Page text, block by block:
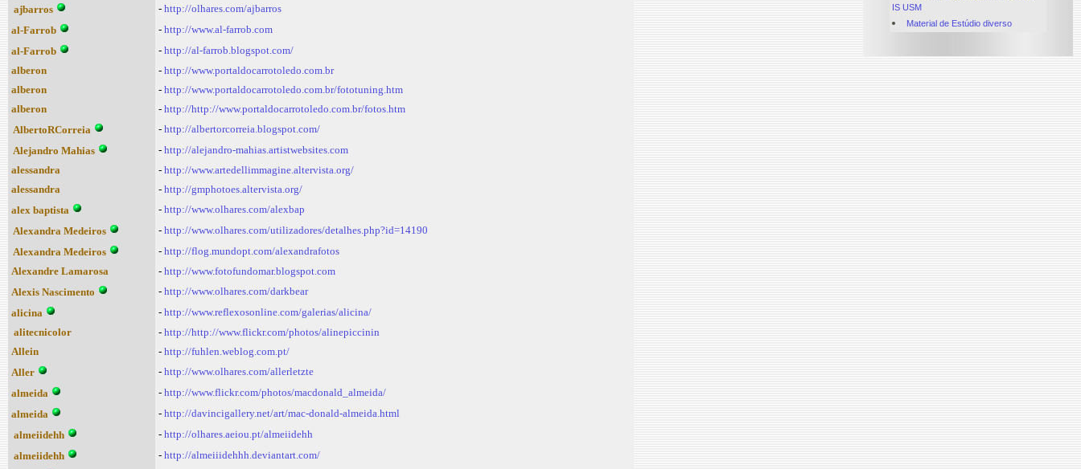
ajbarros
- http://olhares.com/ajbarros
al-Farrob
- http://www.al-farrob.com
al-Farrob
- http://al-farrob.blogspot.com/
alberon
- http://www.portaldocarrotoledo.com.br
alberon
- http://www.portaldocarrotoledo.com.br/fototuning.htm
alberon
- http://http://www.portaldocarrotoledo.com.br/fotos.htm
AlbertoRCorreia
- http://albertorcorreia.blogspot.com/
Alejandro Mahias
- http://alejandro-mahias.artistwebsites.com
alessandra
- http://www.artedellimmagine.altervista.org/
alessandra
- http://gmphotoes.altervista.org/
alex baptista
- http://www.olhares.com/alexbap
Alexandra Medeiros
- http://www.olhares.com/utilizadores/detalhes.php?id=14190
Alexandra Medeiros
- http://flog.mundopt.com/alexandrafotos
Alexandre Lamarosa
- http://www.fotofundomar.blogspot.com
Alexis Nascimento
- http://www.olhares.com/darkbear
alicina
- http://www.reflexosonline.com/galerias/alicina/
alitecnicolor
- http://http://www.flickr.com/photos/alinepiccinin
Allein
- http://fuhlen.weblog.com.pt/
Aller
- http://www.olhares.com/allerletzte
almeida
- http://www.flickr.com/photos/macdonald_almeida/
almeida
- http://davincigallery.net/art/mac-donald-almeida.html
almeiidehh
- http://olhares.aeiou.pt/almeiidehh
almeiidehh
- http://almeiiidehhh.deviantart.com/
IS USM
Material de Estúdio diverso